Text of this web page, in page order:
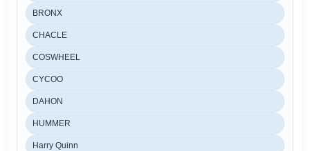
BRONX
CHACLE
COSWHEEL
CYCOO
DAHON
HUMMER
Harry Quinn